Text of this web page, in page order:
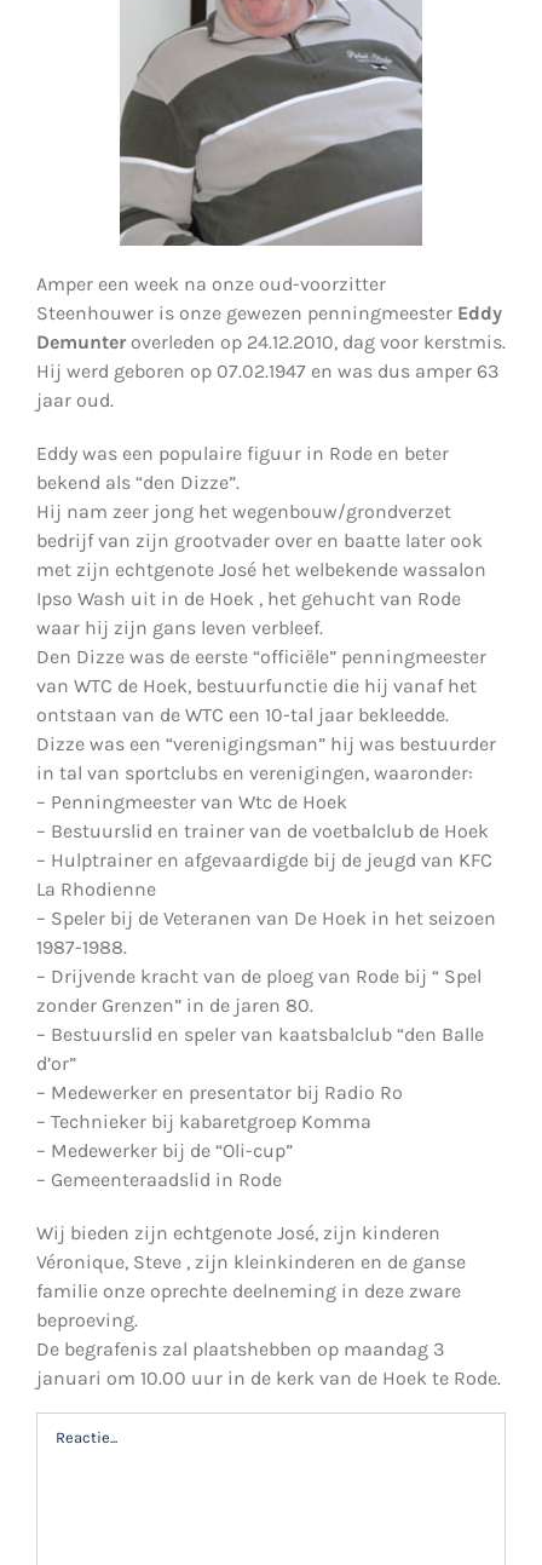
Amper een week na onze oud-voorzitter
Steenhouwer is onze gewezen penningmeester Eddy
Demunter overleden op 24.12.2010, dag voor kerstmis.
Hij werd geboren op 07.02.1947 en was dus amper 63
jaar oud.
Eddy was een populaire figuur in Rode en beter
bekend als “den Dizze”.
Hij nam zeer jong het wegenbouw/grondverzet
bedrijf van zijn grootvader over en baatte later ook
met zijn echtgenote José het welbekende wassalon
Ipso Wash uit in de Hoek , het gehucht van Rode
waar hij zijn gans leven verbleef.
Den Dizze was de eerste “officiële” penningmeester
van WTC de Hoek, bestuurfunctie die hij vanaf het
ontstaan van de WTC een 10-tal jaar bekleedde.
Dizze was een “verenigingsman” hij was bestuurder
in tal van sportclubs en verenigingen, waaronder:
– Penningmeester van Wtc de Hoek
– Bestuurslid en trainer van de voetbalclub de Hoek
– Hulptrainer en afgevaardigde bij de jeugd van KFC
La Rhodienne
– Speler bij de Veteranen van De Hoek in het seizoen
1987-1988.
– Drijvende kracht van de ploeg van Rode bij “ Spel
zonder Grenzen” in de jaren 80.
– Bestuurslid en speler van kaatsbalclub “den Balle
d’or”
– Medewerker en presentator bij Radio Ro
– Technieker bij kabaretgroep Komma
– Medewerker bij de “Oli-cup”
– Gemeenteraadslid in Rode
Wij bieden zijn echtgenote José, zijn kinderen
Véronique, Steve , zijn kleinkinderen en de ganse
familie onze oprechte deelneming in deze zware
beproeving.
De begrafenis zal plaatshebben op maandag 3
januari om 10.00 uur in de kerk van de Hoek te Rode.